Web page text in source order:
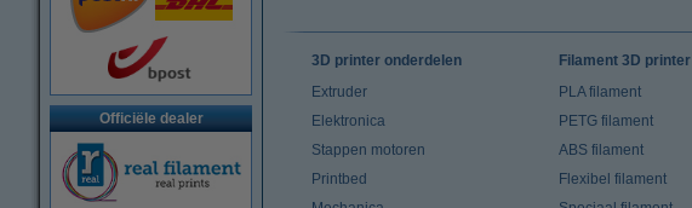
Officiële dealer
3D printer onderdelen
Extruder
Elektronica
Stappen motoren
Printbed
Filament 3D printer
PLA filament
PETG filament
ABS filament
Flexibel filament